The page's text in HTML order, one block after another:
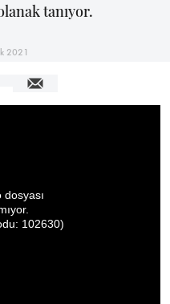
tanıyor.
2021
dosyası
102630)